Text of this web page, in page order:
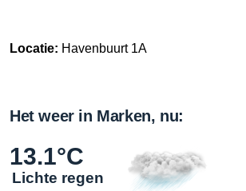
Locatie: Havenbuurt 1A
Het weer in Marken, nu:
13.1°C
Lichte regen